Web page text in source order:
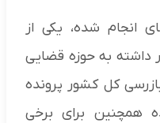
انجام شده، یکی از
داشته به حوزه قضایی
کل کشور پرونده
همچنین برای برخی